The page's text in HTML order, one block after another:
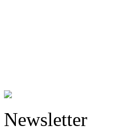
Newsletter